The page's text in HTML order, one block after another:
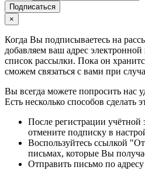
Подписаться
×
Когда Вы подписываетесь на
добавляем ваш адрес
список рассылки. Пока он
сможем связаться с вами при
Вы всегда можете попросить нас
Есть несколько способов сделать
После регистрации учётной
отмените подписку в
Воспользуйтесь ссылкой
письмах, которые Вы
Отправить письмо по